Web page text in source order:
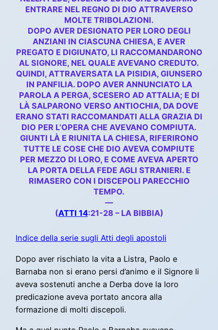
ENTRARE NEL REGNO DI DIO ATTRAVERSO
MOLTE TRIBOLAZIONI.
DOPO AVER DESIGNATO PER LORO DEGLI
ANZIANI IN CIASCUNA CHIESA, E AVER
PREGATO E DIGIUNATO, LI RACCOMANDARONO
AL SIGNORE, NEL QUALE AVEVANO CREDUTO.
QUINDI, ATTRAVERSATA LA PISIDIA, GIUNSERO
IN PANFILIA. DOPO AVER ANNUNCIATO LA
PAROLA A PERGA, SCESERO AD ATTALIA; E DI
LÀ SALPARONO VERSO ANTIOCHIA, DA DOVE
ERANO STATI RACCOMANDATI ALLA GRAZIA DI
DIO PER L’OPERA CHE AVEVANO COMPIUTA.
GIUNTI LÀ E RIUNITA LA CHIESA, RIFERIRONO
TUTTE LE COSE CHE DIO AVEVA COMPIUTE
PER MEZZO DI LORO, E COME AVEVA APERTO
LA PORTA DELLA FEDE AGLI STRANIERI. E
RIMASERO CON I DISCEPOLI PARECCHIO
TEMPO.
—
(ATTI 14:21-28 – LA BIBBIA)
Indice della serie sugli Atti degli apostoli
Dopo aver rischiato la vita a Listra, Paolo e
Barnaba non si erano persi d’animo e il Signore li
aveva sostenuti anche a Derba dove la loro
predicazione aveva portato ancora alla
formazione di molti discepoli.